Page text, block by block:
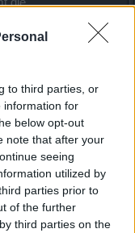
to third parties, or
information for
below opt-out
note that after your
seeing
utilized by
parties prior to
of the further
third parties on the
die
gemacht
sehr alte Chars
Moderator:4 August 2018
gefällt dies.